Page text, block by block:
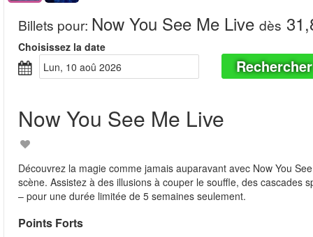
Billets pour: Now You See Me Live dès
Choisissez la date
lun, 10 aoû 2026
Rechercher
Now You See Me Live
Découvrez la magie comme jamais auparavant avec Now You
scène. Assistez à des illusions à couper le souffle, des cascades
– pour une durée limitée de 5 semaines seulement.
Points Forts